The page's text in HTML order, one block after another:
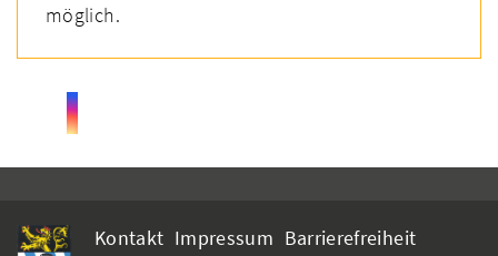
möglich.
Kontakt Impressum Barrierefreiheit